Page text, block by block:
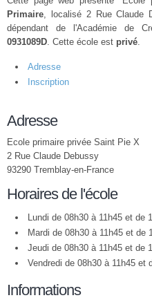
Primaire, localisé 2 Rue Claude
dépendant de l'Académie de
0931089D. Cette école est privé.
Adresse
Inscription
Adresse
Ecole primaire privée Saint Pie X
2 Rue Claude Debussy
93290 Tremblay-en-France
Horaires de l'école
Lundi de 08h30 à 11h45 et de
Mardi de 08h30 à 11h45 et de
Jeudi de 08h30 à 11h45 et de
Vendredi de 08h30 à 11h45 et
Informations